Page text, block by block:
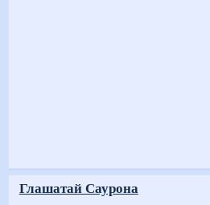
Глашатай Саурона